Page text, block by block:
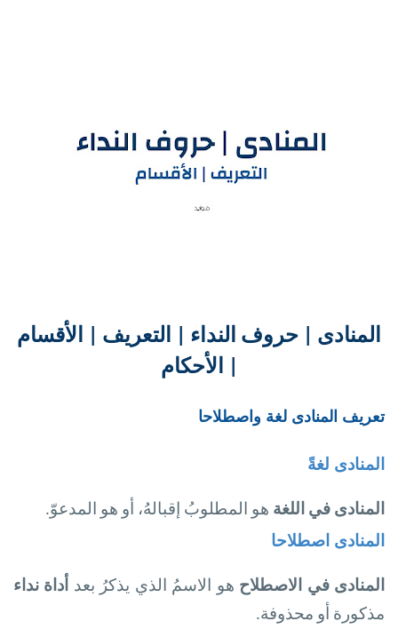
المنادى | حروف النداء | التعريف | الأقسام
| الأحكام
تعريف المنادى لغة واصطلاحا
المنادى لغةً
المنادى في اللغة هو المطلوبُ إقبالهُ، أو هو المدعوّ.
المنادى اصطلاحا
المنادى في الاصطلاح هو الاسمُ الذي يذكرُ بعد أداة نداء
مذكورة أو محذوفة.